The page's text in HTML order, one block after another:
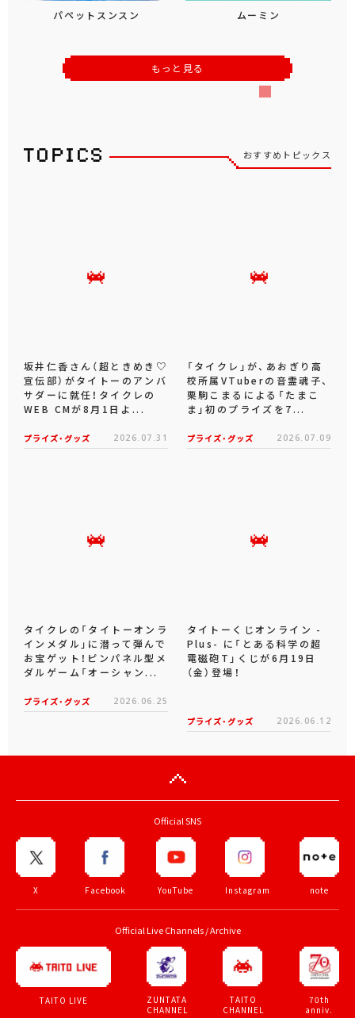
パペットスンスン ムーミン
もっと見る
おすすめトピックス
坂井仁香さん（超ときめき♡
宣伝部）がタイトーのアンバ
サダーに就任！タイクレの
WEB CMが8月1日よ...
プライズ・グッズ 2026.07.31
「タイクレ」が、あおぎり高
校所属VTuberの音霊魂子、
栗駒こまるによる「たまこ
ま」初のプライズを7...
プライズ・グッズ 2026.07.09
タイクレの「タイトーオンラ
インメダル」に潜って弾んで
お宝ゲット！ピンパネル型メ
ダルゲーム「オーシャン...
プライズ・グッズ 2026.06.25
タイトーくじオンライン -
Plus- に「とある科学の超
電磁砲T」くじが6月19日
（金）登場！
プライズ・グッズ 2026.06.12
Official SNS
X Facebook YouTube Instagram note
Official Live Channels / Archive
TAITO LIVE
ZUNTATA
CHANNEL
TAITO
CHANNEL
70th
anniv.